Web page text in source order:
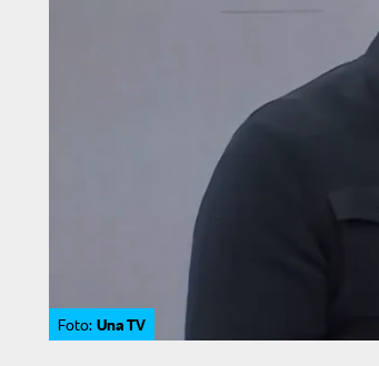
Foto: Una TV